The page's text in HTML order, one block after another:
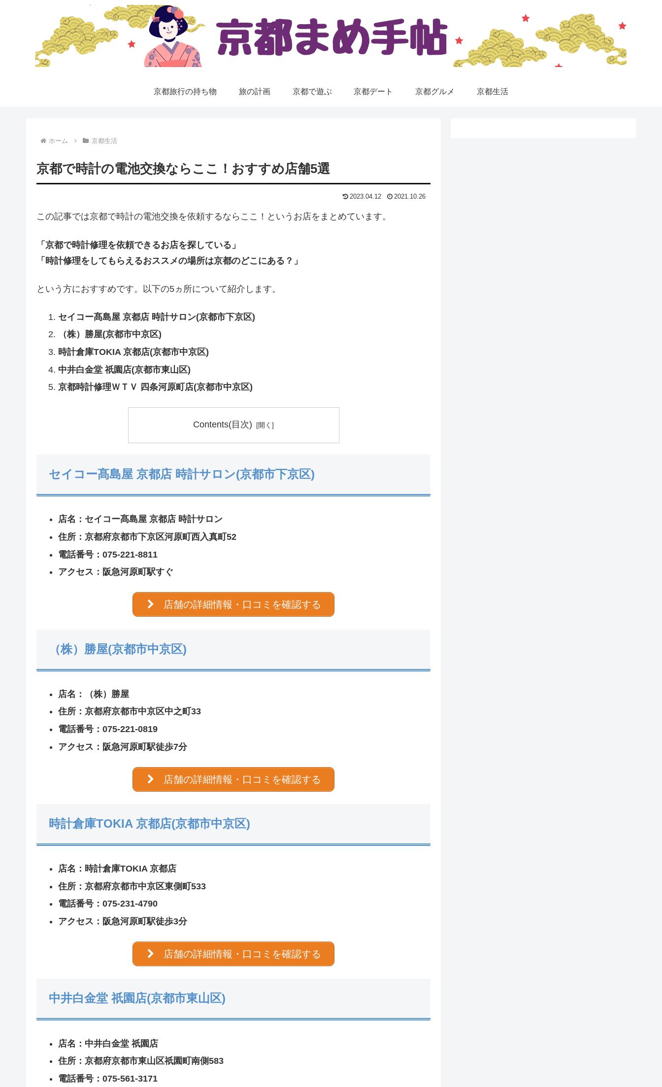
京都旅行の持ち物 旅の計画 京都で遊ぶ 京都デート 京都グルメ 京都生活
ホーム 京都生活
京都で時計の電池交換ならここ！おすすめ店舗5選
2023.04.12 2021.10.26
この記事では京都で時計の電池交換を依頼するならここ！というお店をまとめています。
「京都で時計修理を依頼できるお店を探している」
「時計修理をしてもらえるおススメの場所は京都のどこにある？」
という方におすすめです。以下の5ヵ所について紹介します。
セイコー髙島屋 京都店 時計サロン(京都市下京区)
（株）勝屋(京都市中京区)
時計倉庫TOKIA 京都店(京都市中京区)
中井白金堂 祇園店(京都市東山区)
京都時計修理ＷＴＶ 四条河原町店(京都市中京区)
Contents(目次)
セイコー髙島屋 京都店 時計サロン(京都市下京区)
店名：セイコー髙島屋 京都店 時計サロン
住所：京都府京都市下京区河原町西入真町52
電話番号：075-221-8811
アクセス：阪急河原町駅すぐ
店舗の詳細情報・口コミを確認する
（株）勝屋(京都市中京区)
店名：（株）勝屋
住所：京都府京都市中京区中之町33
電話番号：075-221-0819
アクセス：阪急河原町駅徒歩7分
店舗の詳細情報・口コミを確認する
時計倉庫TOKIA 京都店(京都市中京区)
店名：時計倉庫TOKIA 京都店
住所：京都府京都市中京区東側町533
電話番号：075-231-4790
アクセス：阪急河原町駅徒歩3分
店舗の詳細情報・口コミを確認する
中井白金堂 祇園店(京都市東山区)
店名：中井白金堂 祇園店
住所：京都府京都市東山区祇園町南側583
電話番号：075-561-3171